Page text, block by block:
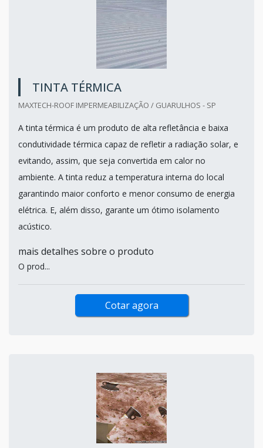
TINTA TÉRMICA
MAXTECH-ROOF IMPERMEABILIZAÇÃO / GUARULHOS - SP
A tinta térmica é um produto de alta refletância e baixa
condutividade térmica capaz de refletir a radiação solar, e
evitando, assim, que seja convertida em calor no
ambiente. A tinta reduz a temperatura interna do local
garantindo maior conforto e menor consumo de energia
elétrica. E, além disso, garante um ótimo isolamento
acústico.
mais detalhes sobre o produto
O prod...
Cotar agora